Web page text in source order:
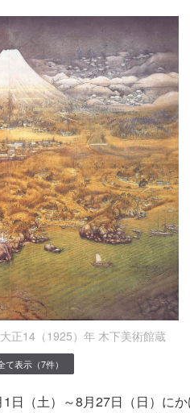
正14（1925）年 木下美術館蔵
て表示（7件）
日（土）～8月27日（日）に